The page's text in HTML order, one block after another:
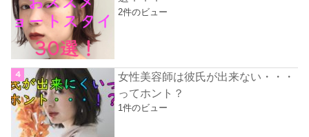
2件のビュー
女性美容師は彼氏が出来ない・・・
ってホント？
1件のビュー